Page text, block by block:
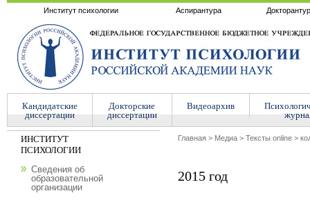
Институт психологии Аспирантура
Кандидатские
диссертации
Докторские
диссертации
Видеоархив
Главная > Медиа > Тексты online >
2015 год
ИНСТИТУТ
ПСИХОЛОГИИ
Сведения об
образовательной
организации